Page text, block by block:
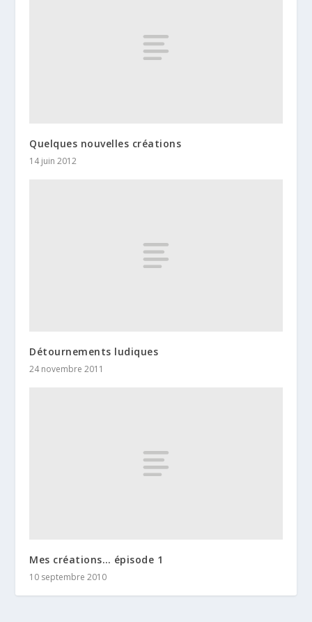
Quelques nouvelles créations
14 juin 2012
Détournements ludiques
24 novembre 2011
Mes créations… épisode 1
10 septembre 2010